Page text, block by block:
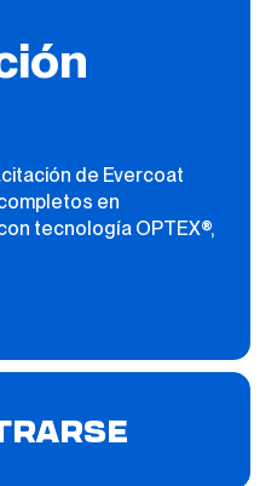
de Evercoat
en
tecnología OPTEX®,